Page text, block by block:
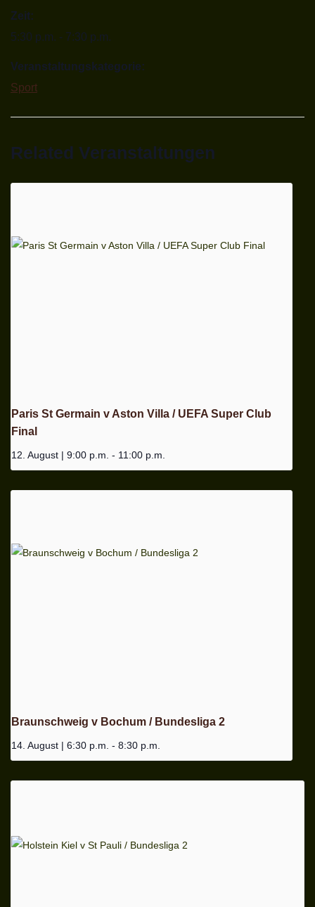
Zeit:
5:30 p.m. - 7:30 p.m.
Veranstaltungskategorie:
Sport
Related Veranstaltungen
Paris St Germain v Aston Villa / UEFA Super Club
Final
12. August | 9:00 p.m. - 11:00 p.m.
Braunschweig v Bochum / Bundesliga 2
14. August | 6:30 p.m. - 8:30 p.m.